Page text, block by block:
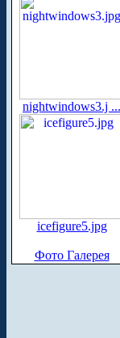
nightwindows3.j ...
icefigure5.jpg
Фото Галерея